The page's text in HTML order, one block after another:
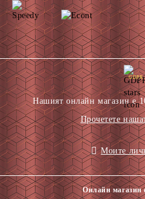
GDPR
Нашият онлайн магазин е
Прочетете
Моите
Онлайн магазин